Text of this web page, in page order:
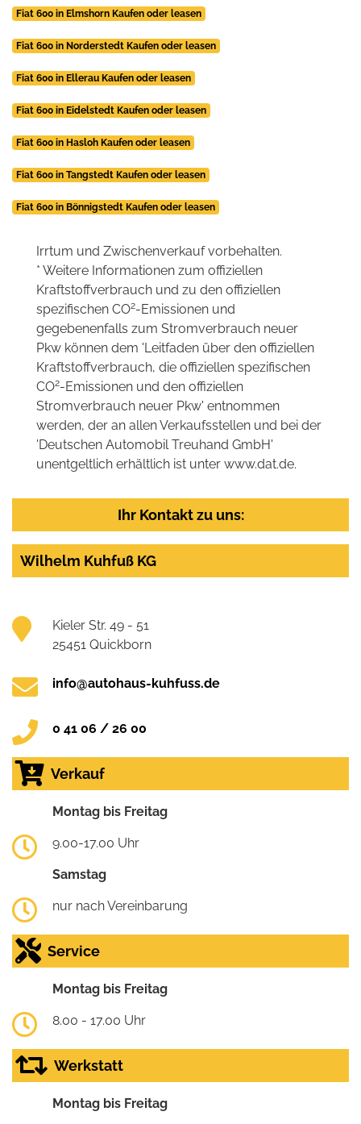
Fiat 600 in Elmshorn Kaufen oder leasen
Fiat 600 in Norderstedt Kaufen oder leasen
Fiat 600 in Ellerau Kaufen oder leasen
Fiat 600 in Eidelstedt Kaufen oder leasen
Fiat 600 in Hasloh Kaufen oder leasen
Fiat 600 in Tangstedt Kaufen oder leasen
Fiat 600 in Bönnigstedt Kaufen oder leasen
Irrtum und Zwischenverkauf vorbehalten.
* Weitere Informationen zum offiziellen
Kraftstoffverbrauch und zu den offiziellen
spezifischen CO2-Emissionen und
gegebenenfalls zum Stromverbrauch neuer
Pkw können dem 'Leitfaden über den offiziellen
Kraftstoffverbrauch, die offiziellen spezifischen
CO2-Emissionen und den offiziellen
Stromverbrauch neuer Pkw' entnommen
werden, der an allen Verkaufsstellen und bei der
'Deutschen Automobil Treuhand GmbH'
unentgeltlich erhältlich ist unter www.dat.de.
Ihr Kontakt zu uns:
Wilhelm Kuhfuß KG
Kieler Str. 49 - 51
25451 Quickborn
info@autohaus-kuhfuss.de
0 41 06 / 26 00
Verkauf
Montag bis Freitag
9.00-17.00 Uhr
Samstag
nur nach Vereinbarung
Service
Montag bis Freitag
8.00 - 17.00 Uhr
Werkstatt
Montag bis Freitag